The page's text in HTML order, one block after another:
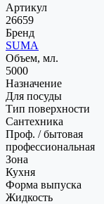
Артикул
26659
Бренд
SUMA
Объем, мл.
5000
Назначение
Для посуды
Тип поверхности
Сантехника
Проф. / бытовая
профессиональная
Зона
Кухня
Форма выпуска
Жидкость